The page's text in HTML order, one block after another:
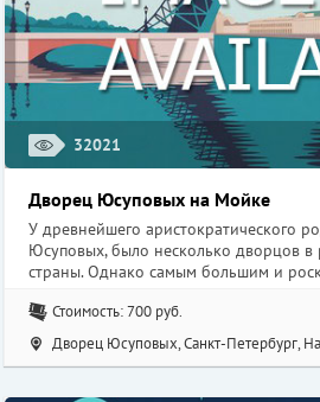
32021
Дворец Юсуповых на Мойке
У древнейшего аристократического
Юсуповых, было несколько дворцов в
страны. Однако самым большим и
Стоимость: 700 руб.
Дворец Юсуповых, Санкт-Петербург,